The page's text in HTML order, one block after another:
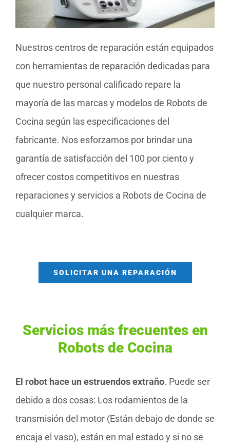
Nuestros centros de reparación están equipados
con herramientas de reparación dedicadas para
que nuestro personal calificado repare la
mayoría de las marcas y modelos de Robots de
Cocina según las especificaciones del
fabricante. Nos esforzamos por brindar una
garantía de satisfacción del 100 por ciento y
ofrecer costos competitivos en nuestras
reparaciones y servicios a Robots de Cocina de
cualquier marca.
SOLICITAR UNA REPARACIÓN
Servicios más frecuentes en
Robots de Cocina
El robot hace un estruendos extraño. Puede ser
debido a dos cosas: Los rodamientos de la
transmisión del motor (Están debajo de donde se
encaja el vaso), están en mal estado y si no se